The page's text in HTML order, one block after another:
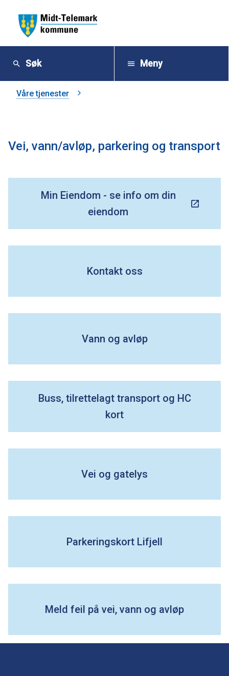
M
d
T
m
k
m
n
Søk Meny
Du
her:
Våre tjenester
Vei, vann/avløp, parkering og transport
Min Eiendom - se info om din
eiendom
Kontakt oss
Vann og avløp
Buss, tilrettelagt transport og HC
kort
Vei og gatelys
Parkeringskort Lifjell
Meld feil på vei, vann og avløp